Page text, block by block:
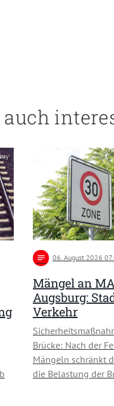
notes 06. August 2026
Mängel an
Augsburg:
Verkehr
Brücke: Nach der
Mängeln schränkt
die Belastung der